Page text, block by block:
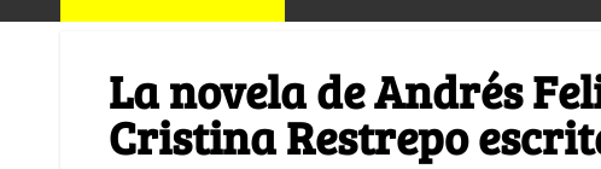
La novela de Andrés
Cristina Restrepo